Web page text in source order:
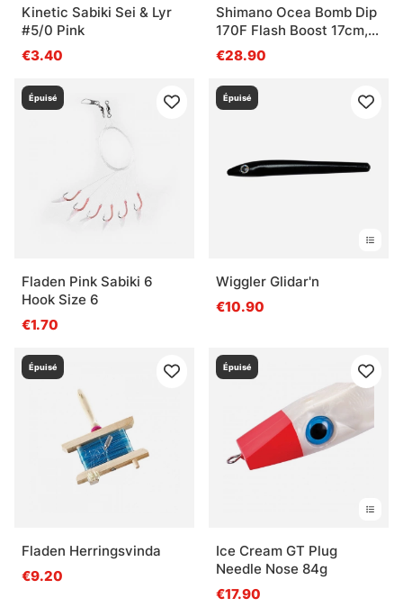
Kinetic Sabiki Sei & Lyr
#5/0 Pink
€3.40
Shimano Ocea Bomb Dip
170F Flash Boost 17cm,
72g
€28.90
Épuisé
Fladen Pink Sabiki 6
Hook Size 6
€1.70
Épuisé
Wiggler Glidar'n
€10.90
Épuisé
Fladen Herringsvinda
€9.20
Épuisé
Ice Cream GT Plug
Needle Nose 84g
€17.90